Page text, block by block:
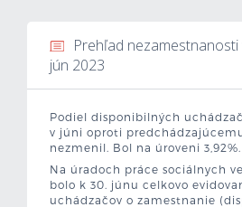
Mzdová
Vytvor si
Uchádzači
Prehľad nezamestnanosti
jún 2023
Podiel disponibilných
v júni oproti
nezmenil. Bol na úroveni 3,92%.
Na úradoch práce sociálnych
bolo k 30. júnu celkovo
uchádzačov o zamestnanie